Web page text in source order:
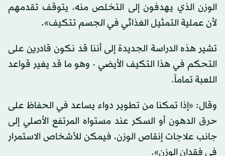
الوزن الذي يهدفون إلى التخلص منه، يتوقف تقدمهم
لأن عملية التمثيل الغذائي في الجسم تتكيف».
تشير هذه الدراسة الجديدة إلى أننا قد نكون قادرين على
التحكم في هذا التكيف الأيضي - وهو ما قد يغير قواعد
اللعبة تماماً.
وقال: «إذا تمكنا من تطوير دواء يساعد في الحفاظ على
حرق الدهون أو السكر عند مستواه المرتفع الأصلي إلى
جانب علاجات إنقاص الوزن، فيمكن للأشخاص الاستمرار
في فقدان الوزن».